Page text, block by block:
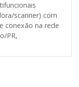
scanner) com
conexão na rede
PR,